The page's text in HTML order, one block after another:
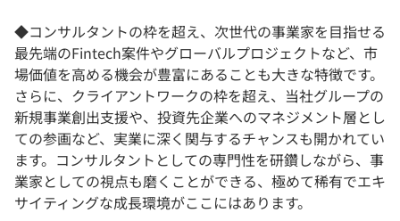
◆コンサルタントの枠を超え、次世代の事業家を目指せる
最先端のFintech案件やグローバルプロジェクトなど、市
場価値を高める機会が豊富にあることも大きな特徴です。
さらに、クライアントワークの枠を超え、当社グループの
新規事業創出支援や、投資先企業へのマネジメント層とし
ての参画など、実業に深く関与するチャンスも開かれてい
ます。コンサルタントとしての専門性を研鑽しながら、事
業家としての視点も磨くことができる、極めて稀有でエキ
サイティングな成長環境がここにはあります。